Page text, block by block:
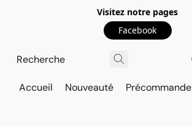
Visitez notre pages
Facebook
Accueil Nouveauté Précommande